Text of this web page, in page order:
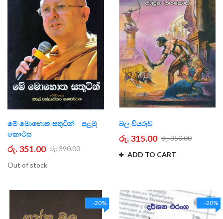
මේ මොහොත සතුටින් - පළමු
කොටස
රු. 351.00 රු. 390.00
Out of stock
බල වියරුව
රු. 315.00 රු. 350.00
ADD TO CART
-20% -20%